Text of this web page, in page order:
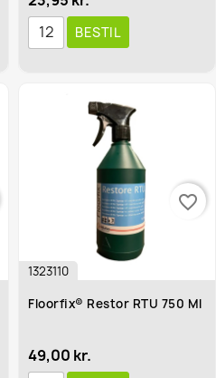
BESTIL
1323110
Floorfix® Restor RTU 750 Ml
49,00 kr.
favorite_border